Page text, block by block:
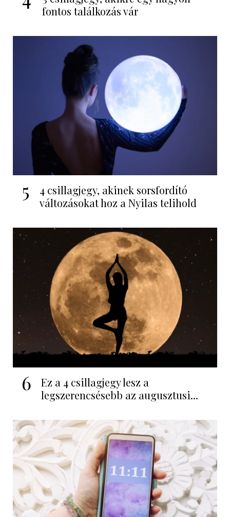
fontos találkozás vár
5
4 csillagjegy, akinek sorsfordító
változásokat hoz a Nyilas telihold
6
Ez a 4 csillagjegy lesz a
legszerencsésebb az augusztusi...